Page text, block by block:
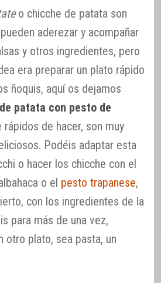
o chicche de patata son
aderezar y acompañar
y otros ingredientes, pero
era preparar un plato rápido
ñoquis, aquí os dejamos
patata con pesto de
rápidos de hacer, son muy
Podéis adaptar esta
o hacer los chicche con el
o el pesto trapanese,
con los ingredientes de la
para más de una vez,
otro plato, sea pasta, un